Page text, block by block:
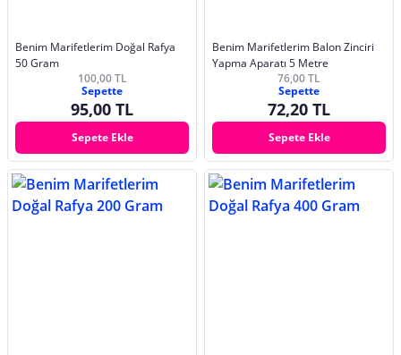
Benim Marifetlerim Doğal Rafya
50 Gram
100,00 TL
Sepette
95,00 TL
Sepete Ekle
Benim Marifetlerim Balon Zinciri
Yapma Aparatı 5 Metre
76,00 TL
Sepette
72,20 TL
Sepete Ekle